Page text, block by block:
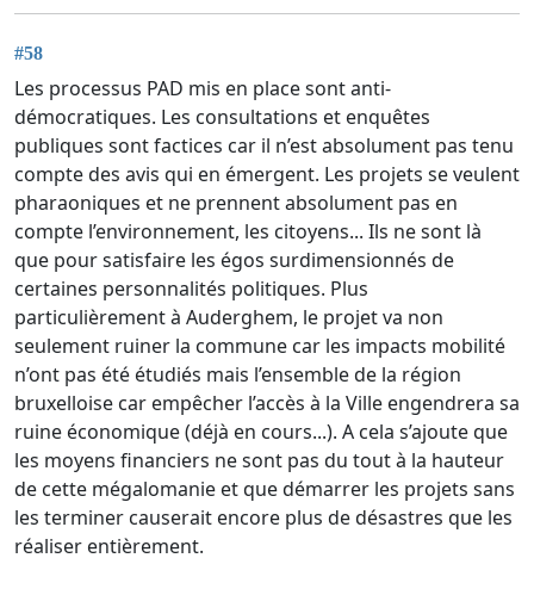
#58
Les processus PAD mis en place sont anti-
démocratiques. Les consultations et enquêtes
publiques sont factices car il n’est absolument pas tenu
compte des avis qui en émergent. Les projets se veulent
pharaoniques et ne prennent absolument pas en
compte l’environnement, les citoyens... Ils ne sont là
que pour satisfaire les égos surdimensionnés de
certaines personnalités politiques. Plus
particulièrement à Auderghem, le projet va non
seulement ruiner la commune car les impacts mobilité
n’ont pas été étudiés mais l’ensemble de la région
bruxelloise car empêcher l’accès à la Ville engendrera sa
ruine économique (déjà en cours...). A cela s’ajoute que
les moyens financiers ne sont pas du tout à la hauteur
de cette mégalomanie et que démarrer les projets sans
les terminer causerait encore plus de désastres que les
réaliser entièrement.